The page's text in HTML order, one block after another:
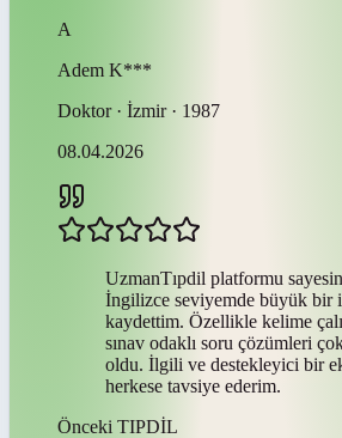
A
Adem K***
Doktor · İzmir · 1987
08.04.2026
UzmanTıpdil platformu
İngilizce seviyemde büyük bir
kaydettim. Özellikle kelime
sınav odaklı soru çözümleri
oldu. İlgili ve destekleyici bir
herkese tavsiye ederim.
Önceki TIPDİL